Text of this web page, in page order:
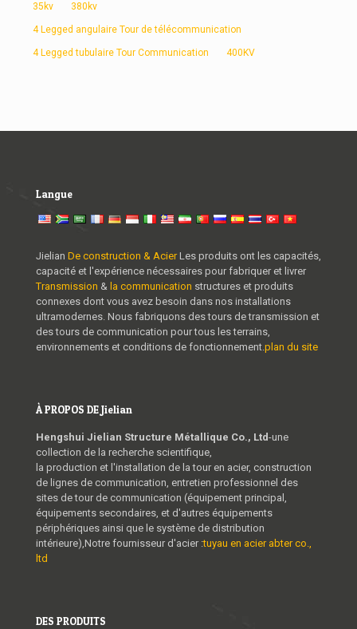
35kv 380kv
4 Legged angulaire Tour de télécommunication
4 Legged tubulaire Tour Communication 400KV
Langue
Jielian De construction & AcierLes produits ont les capacités,
capacité et l'expérience nécessaires pour fabriquer et livrer
Transmission & la communication structures et produits
connexes dont vous avez besoin dans nos installations
ultramodernes. Nous fabriquons des tours de transmission et
des tours de communication pour tous les terrains,
environnements et conditions de fonctionnement.plan du site
À PROPOS DE Jielian
Hengshui Jielian Structure Métallique Co., Ltd-une
collection de la recherche scientifique,
la production et l'installation de la tour en acier, construction
de lignes de communication, entretien professionnel des
sites de tour de communication (équipement principal,
équipements secondaires, et d'autres équipements
périphériques ainsi que le système de distribution
intérieure),Notre fournisseur d'acier :tuyau en acier abter co.,
ltd
DES PRODUITS